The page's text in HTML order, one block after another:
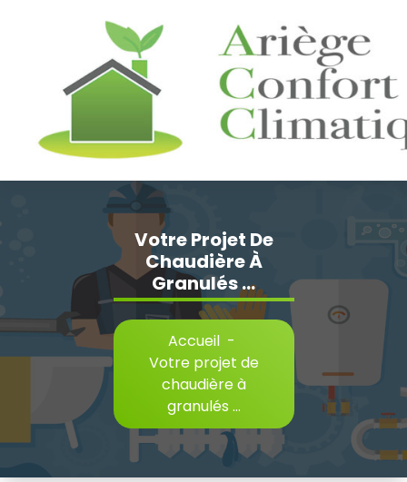
Votre Projet De
Chaudière À
Granulés …
Accueil -
Votre projet de
chaudière à
granulés …